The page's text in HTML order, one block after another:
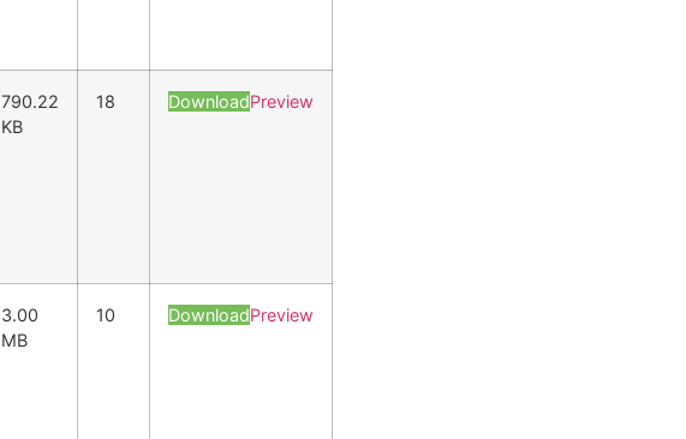
790.22
KB
18 DownloadPreview
3.00
MB
10 DownloadPreview